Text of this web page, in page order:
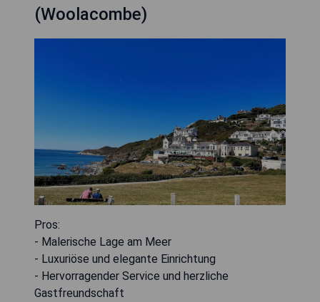
(Woolacombe)
Pros:
- Malerische Lage am Meer
- Luxuriöse und elegante Einrichtung
- Hervorragender Service und herzliche
Gastfreundschaft